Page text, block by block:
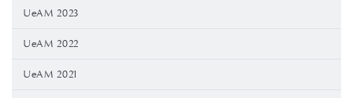
UeAM 2023
UeAM 2022
UeAM 2021